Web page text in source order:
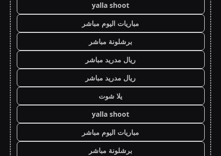
yalla shoot
مباريات اليوم مباشر
برشلونة مباشر
ريال مدريد مباشر
ريال مدريد مباشر
يلا شوت
yalla shoot
مباريات اليوم مباشر
برشلونة مباشر